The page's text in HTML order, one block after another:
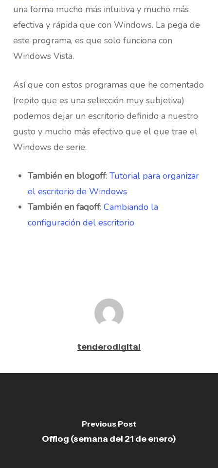
una forma mucho más intuitiva y mucho más
efectiva y rápida que con Windows. La pega de
este programa, es que solo funciona con
Windows Vista.
Así que con estos programas que he comentado
(repito que es una selección muy subjetiva)
podemos dejar un escritorio definido a nuestro
gusto y mucho más efectivo que el que trae el
Windows de serie.
También en blogoff: Tutorial para organizar
el escritorio de Windows
También en faqoff: Cambiando la
configuración del escritorio
tenderodigital
Previous Post
Offlog (semana del 21 de enero)